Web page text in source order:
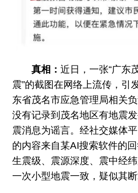
真相： 近日，一张“广东
震”的截图在网络上流传，引
东省茂名市应急管理局相关
没有记录到茂名地区有地震
震消息为谣言。经社交媒体
的内容来自某AI搜索软件的
生震级、震源深度、震中经
一次小型地震一致，疑似其断